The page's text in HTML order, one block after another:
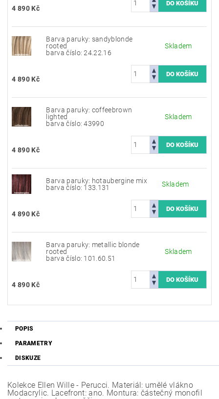
4 890 Kč
Barva paruky: sandyblonde
rooted
barva číslo: 24.22.16
Skladem
4 890 Kč
Barva paruky: coffeebrown
lighted
barva číslo: 43990
Skladem
4 890 Kč
Barva paruky: hotaubergine mix
barva číslo: 133.131
Skladem
4 890 Kč
Barva paruky: metallic blonde
rooted
barva číslo: 101.60.51
Skladem
4 890 Kč
POPIS
PARAMETRY
DISKUZE
Kolekce Ellen Wille - Perucci. Materiál: umělé vlákno
Modacrylic. Lacefront: ano. Montura: částečný monofil